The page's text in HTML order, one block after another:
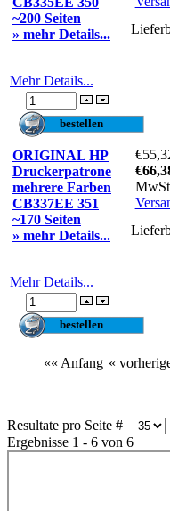
~200 Seiten
» mehr Details...
Mehr Details...
ORIGINAL HP
Druckerpatrone
mehrere Farben
CB337EE 351
~170 Seiten
» mehr Details...
Mehr Details...
«« Anfang «
Resultate pro Seite #
Ergebnisse 1 - 6 von 6